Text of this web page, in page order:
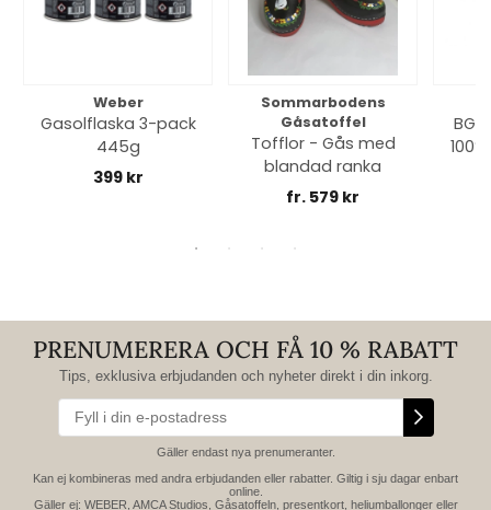
Weber
Gasolflaska 3-pack
445g
399 kr
Sommarbodens
Gåsatoffel
Tofflor - Gås med
blandad ranka
fr. 579 kr
PRENUMERERA OCH FÅ 10 % RABATT
Tips, exklusiva erbjudanden och nyheter direkt i din inkorg.
Gäller endast nya prenumeranter.
Kan ej kombineras med andra erbjudanden eller rabatter. Giltig i sju dagar enbart
online.
Gäller ej: WEBER, AMCA Studios, Gåsatoffeln, presentkort, heliumballonger eller